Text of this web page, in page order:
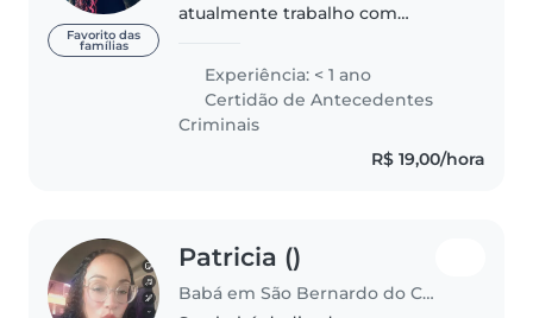
Favorito das
famílias
atualmente trabalho com
de pessoas, mas meu amor
especial são as crianças. 💕 Estou
buscando..
Experiência: < 1 ano
Certidão de Antecedentes
Criminais
R$ 19,00/hora
Patricia ()
Babá em São Bernardo do Campo